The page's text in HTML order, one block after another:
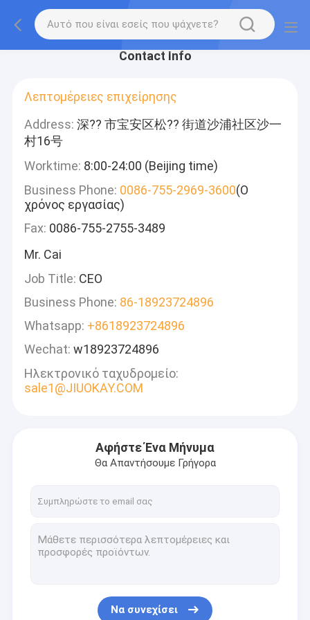
Contact Info
Λεπτομέρειες επιχείρησης
Address: 深?? 市宝安区松?? 街道沙浦社区沙一
村16号
Worktime: 8:00-24:00 (Beijing time)
Business Phone: 0086-755-2969-3600(Ο
χρόνος εργασίας)
Fax: 0086-755-2755-3489
Mr. Cai
Job Title: CEO
Business Phone: 86-18923724896
Whatsapp: +8618923724896
Wechat: w18923724896
Ηλεκτρονικό ταχυδρομείο:
sale1@JIUOKAY.COM
Αφήστε Ένα Μήνυμα
Θα Απαντήσουμε Γρήγορα
Να συνεχίσει